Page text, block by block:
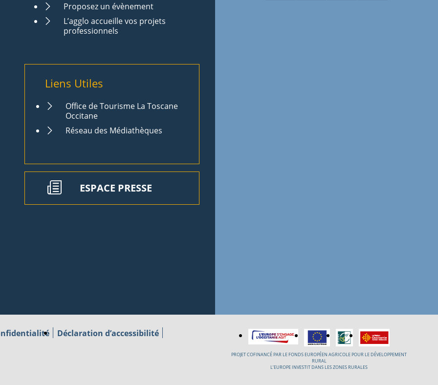
Proposez un évènement
L’agglo accueille vos projets
professionnels
Liens Utiles
Office de Tourisme La Toscane
Occitane
Réseau des Médiathèques
ESPACE PRESSE
Déclaration d’accessibilité
PROJET COFINANCÉ PAR LE FONDS EUROPÉEN AGRICOLE POUR LE DÉVELOPPEMENT
RURAL
L’EUROPE INVESTIT DANS LES ZONES RURALES